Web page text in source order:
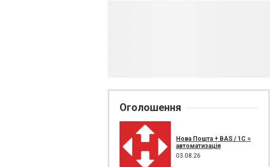
Оголошення
Нова Пошта + BAS / 1C =
автоматизація
03.08.26